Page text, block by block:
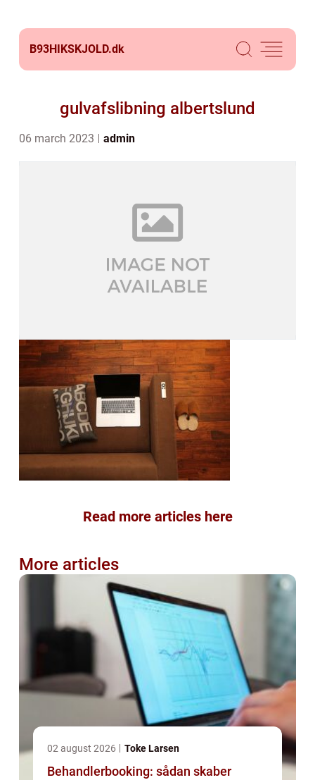
B93HIKSKJOLD.dk
gulvafslibning albertslund
06 march 2023 admin
Read more articles here
More articles
02 august 2026 Toke Larsen
Behandlerbooking: sådan skaber